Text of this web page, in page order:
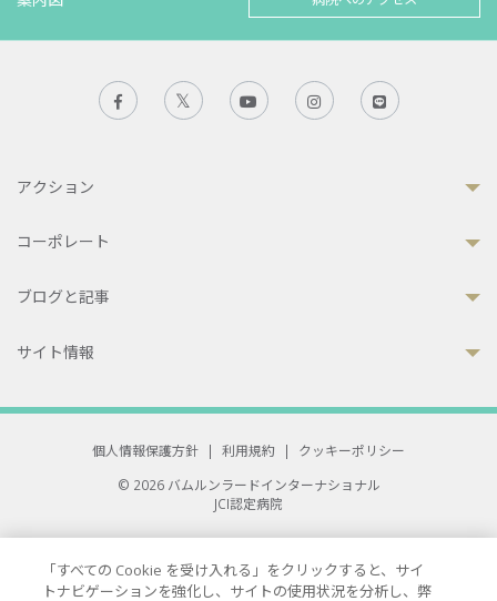
アクション
コーポレート
ブログと記事
サイト情報
個人情報保護方針 | 利用規約 |
クッキーポリシー
© 2026 バムルンラードインターナショナル
JCI認定病院
All rights reserved.
「すべての Cookie を受け入れる」をクリックすると、サイ
トナビゲーションを強化し、サイトの使用状況を分析し、弊